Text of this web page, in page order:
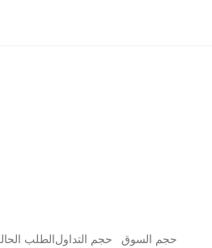
حجم السوق حجم التداولالطلب